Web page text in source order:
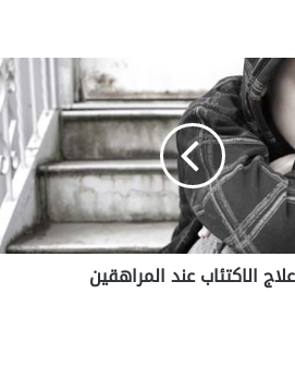
علاج الاكتئاب عند المراهقين